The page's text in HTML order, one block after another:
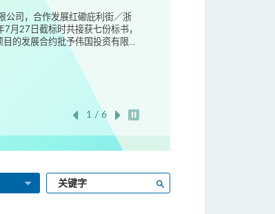
公司，合作发展红磡庇利街／浙
月27日截标时共接获七份标书，
的发展合约批予伟国投资有限...
1 / 6
输
入